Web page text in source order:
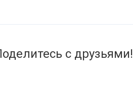
с друзьями!